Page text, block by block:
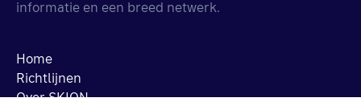
informatie en een breed netwerk.
Home
Richtlijnen
Over SKION